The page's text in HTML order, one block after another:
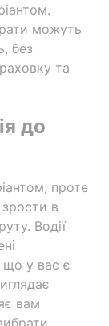
можуть
без
та
до
проте
в
Водії
що у вас є
вам